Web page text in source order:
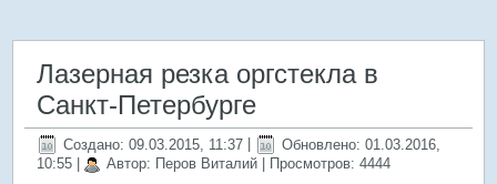
Лазерная резка оргстекла в
Санкт-Петербурге
Создано: 09.03.2015, 11:37
Обновлено: 01.03.2016,
10:55
Автор: Перов Виталий | Просмотров: 4444